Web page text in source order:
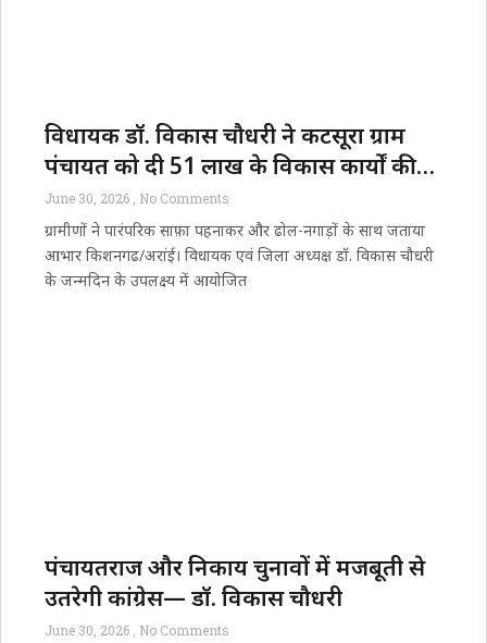
विधायक डॉ. विकास चौधरी ने कटसूरा ग्राम
पंचायत को दी ₹51 लाख के विकास कार्यों की
सौगात
June 30, 2026 No Comments
​ग्रामीणों ने पारंपरिक साफ़ा पहनाकर और ढोल-नगाड़ों के साथ जताया
आभार किशनगढ/​अरांई। विधायक एवं जिला अध्यक्ष डॉ. विकास चौधरी
के जन्मदिन के उपलक्ष्य में आयोजित
पंचायतराज और निकाय चुनावों में मजबूती से
उतरेगी कांग्रेस— डॉ. विकास चौधरी
June 30, 2026 No Comments